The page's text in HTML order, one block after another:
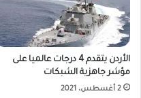
الأردن يتقدم 4 درجات عالميا على
مؤشر جاهزية الشبكات
2 أغسطس، 2021